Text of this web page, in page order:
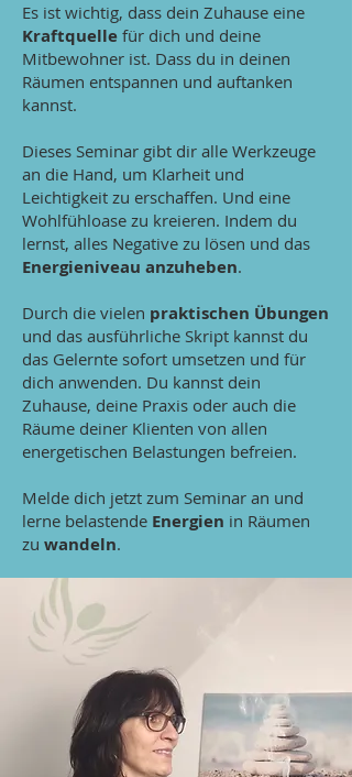
Es ist wichtig, dass dein Zuhause eine
Kraftquelle für dich und deine
Mitbewohner ist. Dass du in deinen
Räumen entspannen und auftanken
kannst.
Dieses Seminar gibt dir alle Werkzeuge
an die Hand, um Klarheit und
Leichtigkeit zu erschaffen. Und eine
Wohlfühloase zu kreieren. Indem du
lernst, alles Negative zu lösen und das
Energieniveau anzuheben.
Durch die vielen praktischen Übungen
und das ausführliche Skript kannst du
das Gelernte sofort umsetzen und für
dich anwenden. Du kannst dein
Zuhause, deine Praxis oder auch die
Räume deiner Klienten von allen
energetischen Belastungen befreien.
Melde dich jetzt zum Seminar an und
lerne belastende Energien in Räumen
zu wandeln.